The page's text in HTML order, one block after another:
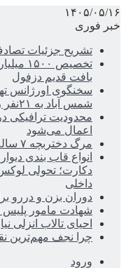
۱۴۰۵/۰۵/۱۶
خبر فوری
تشریح جزئیات تصادف ۱۲ خودرو با ۱۹
تخصیص
بافت قدیم دزفول
سخنگوی اورژانس
شمس آباد به ۲۱نفر رسید
محدودیت ترافیکی
اعمال می‌شود
مرگ دختربچه ۷ ساله در پارک اسلامشهر
انواع قاب بندی
دکارت؛ تحولی
داخلی
دوران بزن و دررو
شهادت مامور پلیس
احیای تالاب انزلی
چرا نجف مهم‌ترین
ورود